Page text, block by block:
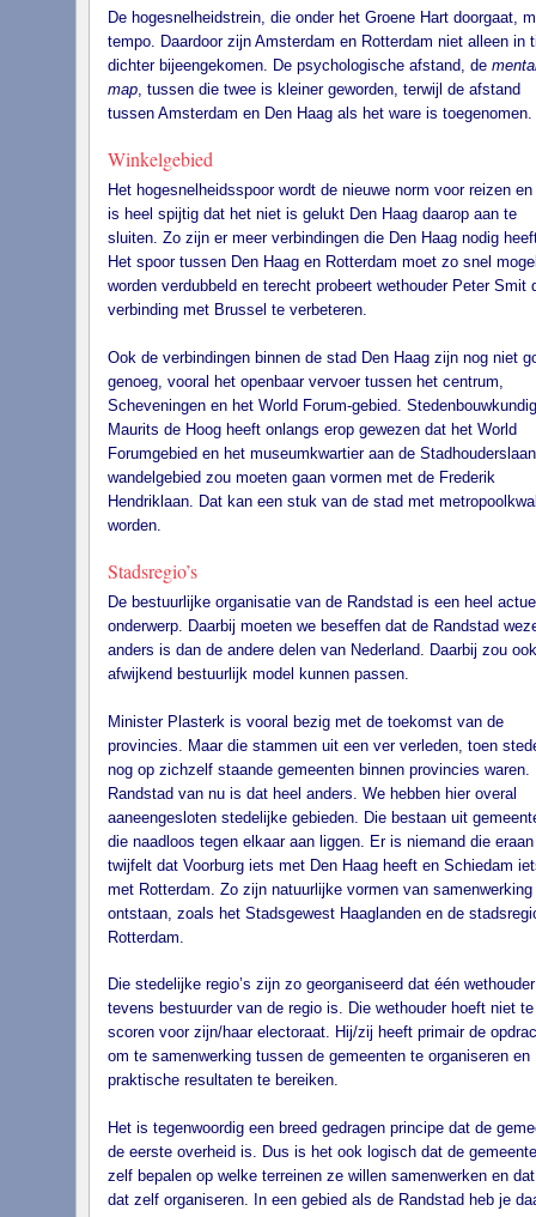
De hogesnelheidstrein, die onder het Groene Hart doorgaat,
tempo. Daardoor zijn Amsterdam en Rotterdam niet alleen in
dichter bijeengekomen. De psychologische afstand, de
map, tussen die twee is kleiner geworden, terwijl de afstand
tussen Amsterdam en Den Haag als het ware is toegenomen.
Winkelgebied
Het hogesnelheidsspoor wordt de nieuwe norm voor reizen en
is heel spijtig dat het niet is gelukt Den Haag daarop aan te
sluiten. Zo zijn er meer verbindingen die Den Haag nodig
Het spoor tussen Den Haag en Rotterdam moet zo snel
worden verdubbeld en terecht probeert wethouder Peter Smit
verbinding met Brussel te verbeteren.
Ook de verbindingen binnen de stad Den Haag zijn nog niet
genoeg, vooral het openbaar vervoer tussen het centrum,
Scheveningen en het World Forum-gebied.
Maurits de Hoog heeft onlangs erop gewezen dat het World
Forumgebied en het museumkwartier aan de
wandelgebied zou moeten gaan vormen met de Frederik
Hendriklaan. Dat kan een stuk van de stad met
worden.
Stadsregio’s
De bestuurlijke organisatie van de Randstad is een heel
onderwerp. Daarbij moeten we beseffen dat de Randstad
anders is dan de andere delen van Nederland. Daarbij zou
afwijkend bestuurlijk model kunnen passen.
Minister Plasterk is vooral bezig met de toekomst van de
provincies. Maar die stammen uit een ver verleden, toen
nog op zichzelf staande gemeenten binnen provincies waren.
Randstad van nu is dat heel anders. We hebben hier overal
aaneengesloten stedelijke gebieden. Die bestaan uit
die naadloos tegen elkaar aan liggen. Er is niemand die eraan
twijfelt dat Voorburg iets met Den Haag heeft en Schiedam
met Rotterdam. Zo zijn natuurlijke vormen van samenwerking
ontstaan, zoals het Stadsgewest Haaglanden en de
Rotterdam.
Die stedelijke regio’s zijn zo georganiseerd dat één wethouder
tevens bestuurder van de regio is. Die wethouder hoeft niet te
scoren voor zijn/haar electoraat. Hij/zij heeft primair de
om te samenwerking tussen de gemeenten te organiseren en
praktische resultaten te bereiken.
Het is tegenwoordig een breed gedragen principe dat de
de eerste overheid is. Dus is het ook logisch dat de
zelf bepalen op welke terreinen ze willen samenwerken en
dat zelf organiseren. In een gebied als de Randstad heb je